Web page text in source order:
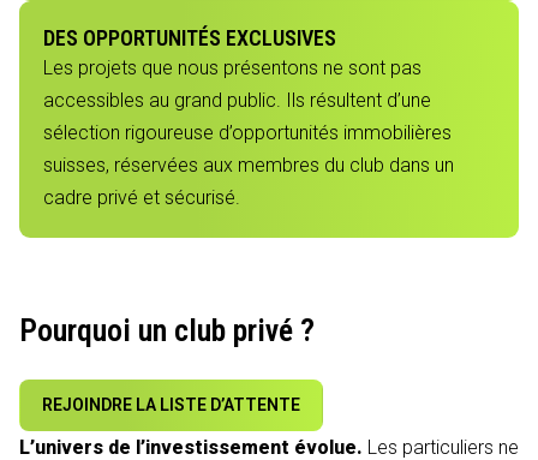
DES OPPORTUNITÉS EXCLUSIVES
Les projets que nous présentons ne sont pas
accessibles au grand public. Ils résultent d’une
sélection rigoureuse d’opportunités immobilières
suisses, réservées aux membres du club dans un
cadre privé et sécurisé.
Pourquoi un club privé ?
REJOINDRE LA LISTE D’ATTENTE
L’univers de l’investissement évolue. Les particuliers ne